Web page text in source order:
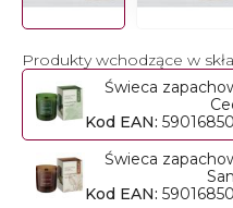
Produkty wchodzące w
Świeca
Kod EAN:
Świeca
Kod EAN: